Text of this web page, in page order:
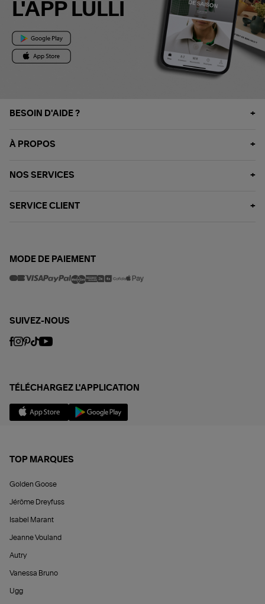
L'APP LULLI
BESOIN D'AIDE ?
À PROPOS
NOS SERVICES
SERVICE CLIENT
MODE DE PAIEMENT
SUIVEZ-NOUS
TÉLÉCHARGEZ L'APPLICATION
TOP MARQUES
Golden Goose
Jérôme Dreyfuss
Isabel Marant
Jeanne Vouland
Autry
Vanessa Bruno
Ugg